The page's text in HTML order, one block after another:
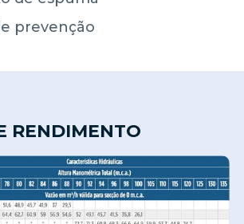
prevenção
RENDIMENTO